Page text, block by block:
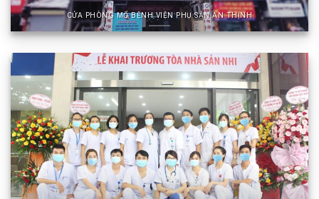
CỬA PHÒNG MỔ BỆNH VIỆN PHỤ SẢN AN THỊNH